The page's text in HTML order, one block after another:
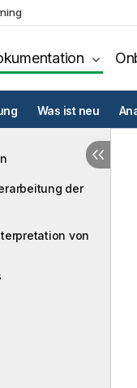
Was ist neu
im
der
von